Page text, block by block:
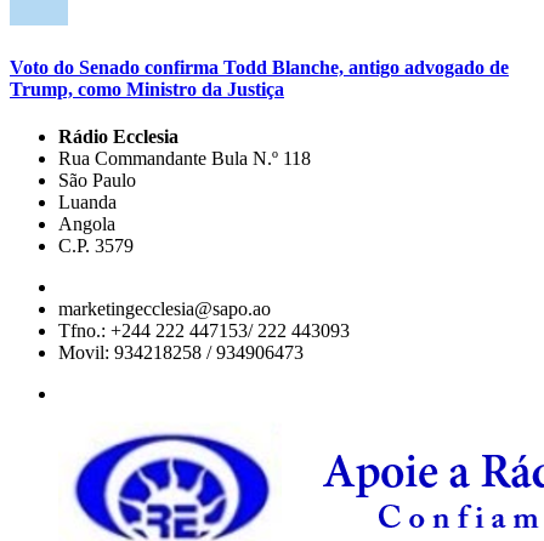
Voto do Senado confirma Todd Blanche, antigo advogado de
Trump, como Ministro da Justiça
Rádio Ecclesia
Rua Commandante Bula N.º 118
São Paulo
Luanda
Angola
C.P. 3579
marketingecclesia@sapo.ao
Tfno.: +244 222 447153/ 222 443093
Movil: 934218258 / 934906473